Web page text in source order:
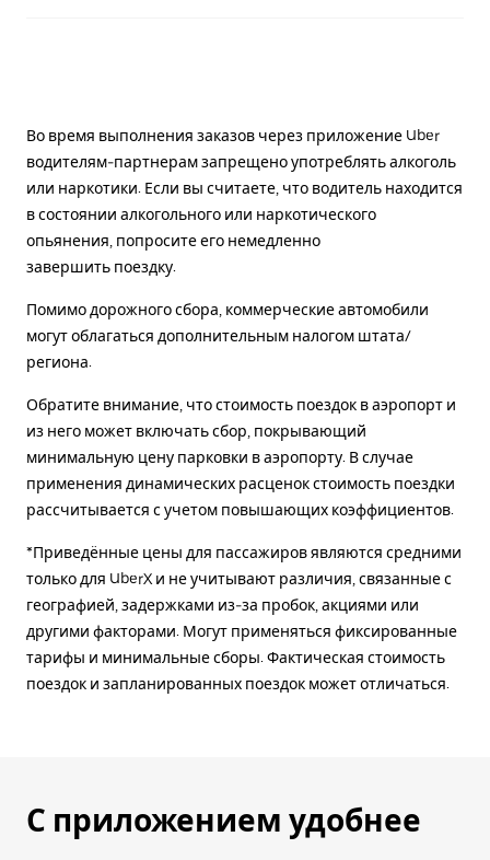
Во время выполнения заказов через приложение Uber
водителям-партнерам запрещено употреблять алкоголь
или наркотики. Если вы считаете, что водитель находится
в состоянии алкогольного или наркотического
опьянения, попросите его немедленно
завершить поездку.
Помимо дорожного сбора, коммерческие автомобили
могут облагаться дополнительным налогом штата/
региона.
Обратите внимание, что стоимость поездок в аэропорт и
из него может включать сбор, покрывающий
минимальную цену парковки в аэропорту. В случае
применения динамических расценок стоимость поездки
рассчитывается с учетом повышающих коэффициентов.
*Приведённые цены для пассажиров являются средними
только для UberX и не учитывают различия, связанные с
географией, задержками из-за пробок, акциями или
другими факторами. Могут применяться фиксированные
тарифы и минимальные сборы. Фактическая стоимость
поездок и запланированных поездок может отличаться.
С приложением удобнее